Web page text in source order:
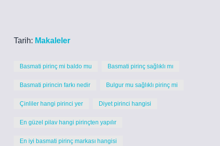
Tarih: Makaleler
Basmati pirinç mi baldo mu Basmati pirinç sağlıklı mı
Basmati pirincin farkı nedir Bulgur mu sağlıklı pirinç mi
Çinliler hangi pirinci yer Diyet pirinci hangisi
En güzel pilav hangi pirinçten yapılır
En iyi basmati pirinç markası hangisi